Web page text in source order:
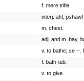
f. mere trifle.
interj. ah!, pshaw!
m. chest.
adj. and m. bay,
v. to bathe; se --,
f. bath-tub.
v. to give.